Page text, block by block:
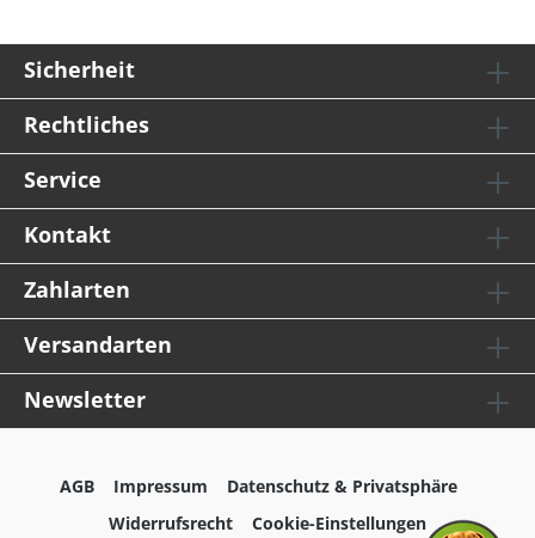
Sicherheit
Rechtliches
Service
Kontakt
Zahlarten
Versandarten
Newsletter
AGB Impressum
Datenschutz & Privatsphäre
Widerrufsrecht
Cookie-Einstellungen